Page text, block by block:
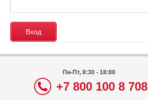
Пн-Пт, 8:30 - 18:00
+7 800 100 8 708